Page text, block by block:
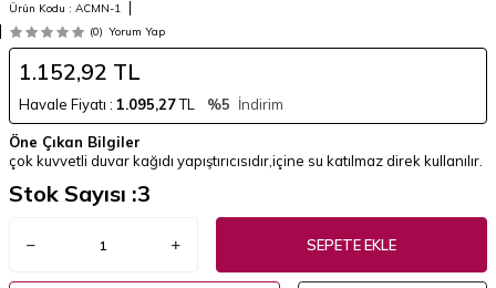
Ürün Kodu : ACMN-1
(0) Yorum Yap
1.152,92 TL
Havale Fiyatı : 1.095,27TL %5 İndirim
Öne Çıkan Bilgiler
çok kuvvetli duvar kağıdı yapıştırıcısıdır,içine su katılmaz direk kullanılır.
Stok Sayısı :3
SEPETE EKLE